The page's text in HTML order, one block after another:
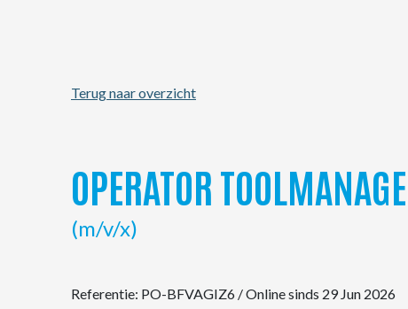
Kantoren
My AGO
Terug naar overzicht
OPERATOR
(m/v/x)
Referentie: PO-BFVAGIZ6 /Online sinds 29 Jun 2026